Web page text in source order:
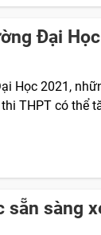
Đại
Học 2021,
THPT có thể
sẵn sàng